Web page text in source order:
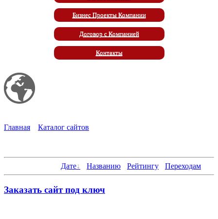
Бизнес Проекты Компании
Договор с Компанией
Контакты
Главная
Каталог сайтов
Дате Названию Рейтингу Переходам
Заказать сайт под ключ